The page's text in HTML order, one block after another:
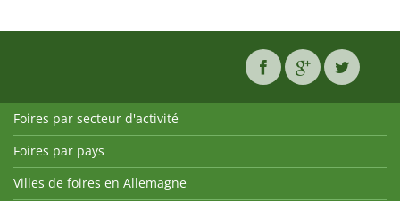
Foires par secteur d'activité
Foires par pays
Villes de foires en Allemagne